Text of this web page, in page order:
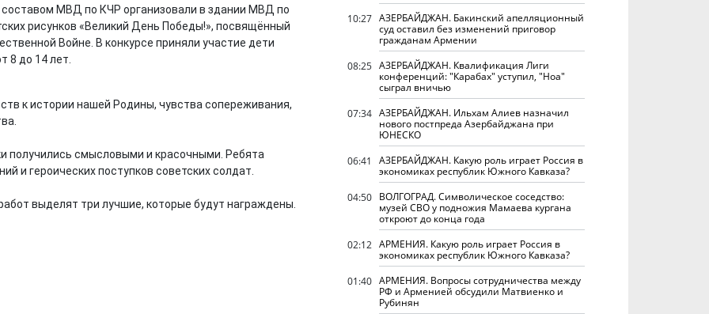
МВД по КЧР организовали в здании МВД по
рисунков «Великий День Победы!», посвящённый
Войне. В конкурсе приняли участие дети
8 до 14 лет.
к истории нашей Родины, чувства сопереживания,
получились смысловыми и красочными. Ребята
и героических поступков советских солдат.
выделят три лучшие, которые будут награждены.
10:27 АЗЕРБАЙДЖАН. Бакинский апелляционный
суд оставил без изменений приговор
гражданам Армении
08:25 АЗЕРБАЙДЖАН. Квалификация Лиги
конференций: "Карабах" уступил, "Ноа"
сыграл вничью
07:34 АЗЕРБАЙДЖАН. Ильхам Алиев назначил
нового постпреда Азербайджана при
ЮНЕСКО
06:41
АЗЕРБАЙДЖАН. Какую роль играет Россия в
экономиках республик Южного Кавказа?
04:50 ВОЛГОГРАД. Символическое соседство:
музей СВО у подножия Мамаева кургана
откроют до конца года
02:12 АРМЕНИЯ. Какую роль играет Россия в
экономиках республик Южного Кавказа?
01:40 АРМЕНИЯ. Вопросы сотрудничества между
РФ и Арменией обсудили Матвиенко и
Рубинян